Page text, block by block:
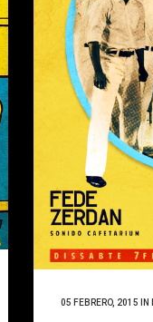
05 FEBRERO, 2015 IN